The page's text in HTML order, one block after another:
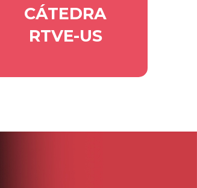
CÁTEDRA
RTVE-US